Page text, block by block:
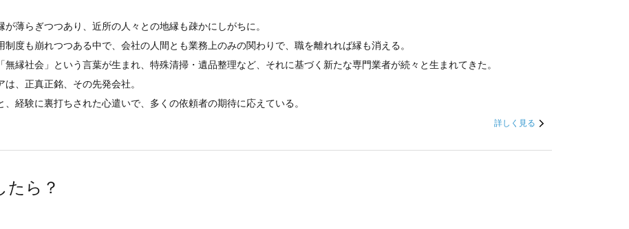
薄らぎつつあり、近所の人々との地縁も疎かにしがちに。
度も崩れつつある中で、会社の人間とも業務上のみの関わりで、職を離れれば縁も消える。
無縁社会」という言葉が生まれ、特殊清掃・遺品整理など、それに基づく新たな専門業者が続々と生まれてきた。
、正真正銘、その先発会社。
経験に裏打ちされた心遣いで、多くの依頼者の期待に応えている。
詳しく見る
たら？